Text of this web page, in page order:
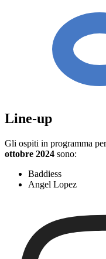
Line-up
Gli ospiti in programma
ottobre 2024 sono:
Baddiess
Angel Lopez